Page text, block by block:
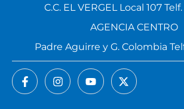
C.C. EL VERGEL Local 107
AGENCIA CENTRO
Padre Aguirre y G. Colombia